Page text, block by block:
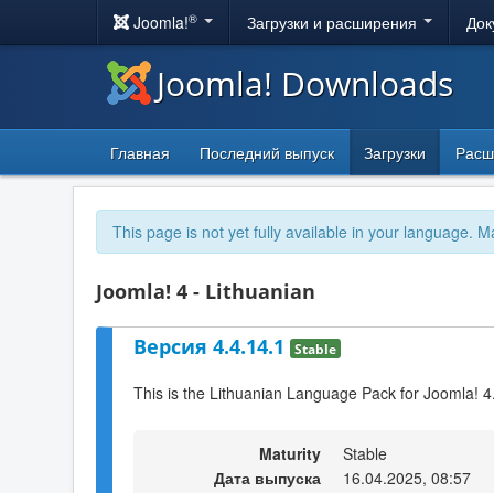
Joomla!® Загрузки и расширения
Joomla! Downloads
Главная Последний выпуск Загрузки
This page is not yet fully available in your language.
Joomla! 4 - Lithuanian
Версия 4.4.14.1 Stable
This is the Lithuanian Language Pack for Joomla!
Maturity
Stable
Дата выпуска
16.04.2025, 08:57